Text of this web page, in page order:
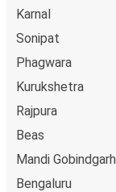
Karnal
Sonipat
Phagwara
Kurukshetra
Rajpura
Beas
Mandi Gobindgarh
Bengaluru